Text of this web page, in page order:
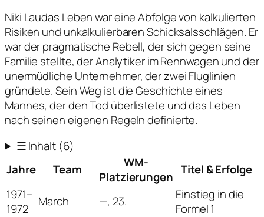
Niki Laudas Leben war eine Abfolge von kalkulierten
Risiken und unkalkulierbaren Schicksalsschlägen. Er
war der pragmatische Rebell, der sich gegen seine
Familie stellte, der Analytiker im Rennwagen und der
unermüdliche Unternehmer, der zwei Fluglinien
gründete. Sein Weg ist die Geschichte eines
Mannes, der den Tod überlistete und das Leben
nach seinen eigenen Regeln definierte.
☰Inhalt (6)
Jahre
Team
WM-
Platzierungen Titel & Erfolge
1971–
1972
March —, 23.
Einstieg in die
Formel 1